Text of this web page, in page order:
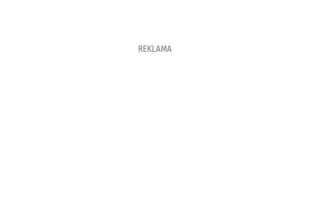
REKLAMA